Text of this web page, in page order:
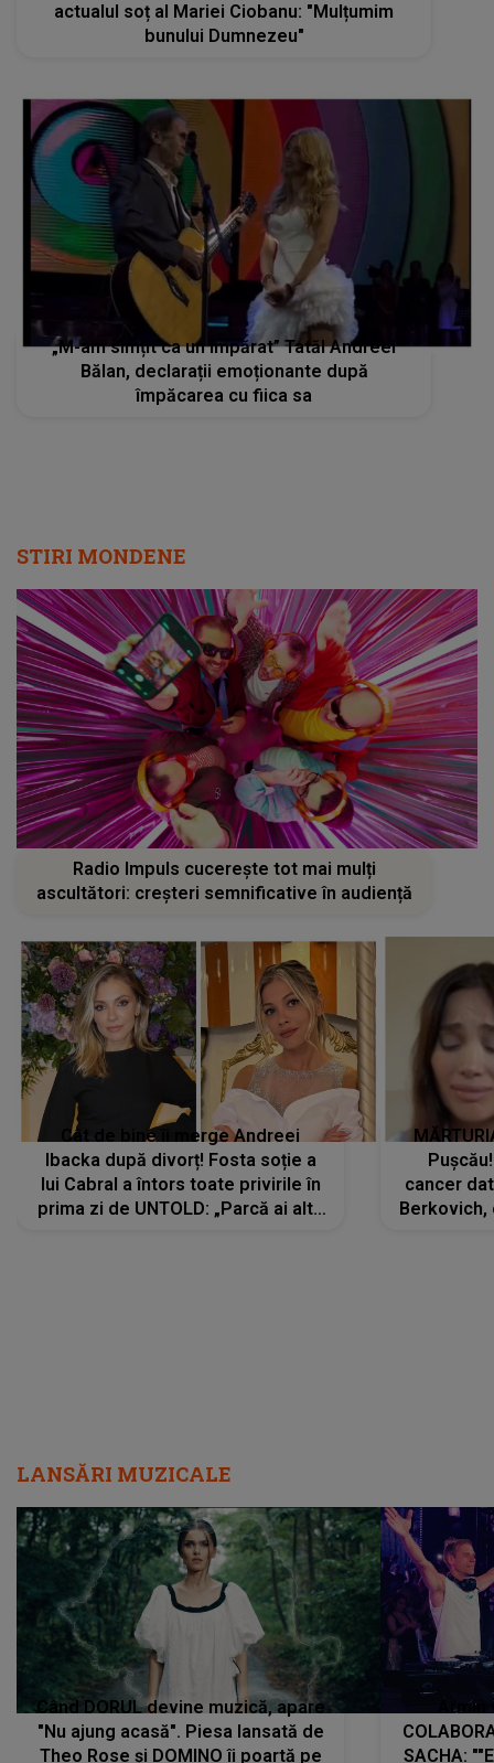
actualul soț al Mariei Ciobanu: "Mulțumim
bunului Dumnezeu"
„M-am simțit ca un împărat” Tatăl Andreei
Bălan, declarații emoționante după
împăcarea cu fiica sa
STIRI MONDENE
Radio Impuls cucerește tot mai mulți
ascultători: creșteri semnificative în audiență
Cât de bine îi merge Andreei
Ibacka după divorț! Fosta soție a
lui Cabral a întors toate privirile în
prima zi de UNTOLD: „Parcă ai altă
cancer
LANSĂRI MUZICALE
Când DORUL devine muzică, apare
"Nu ajung acasă". Piesa lansată de
Theo Rose și DOMINO îi poartă pe
SACHA: